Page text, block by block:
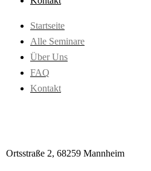
Startseite
Alle Seminare
Über Uns
FAQ
Kontakt
Ortsstraße 2, 68259 Mannheim